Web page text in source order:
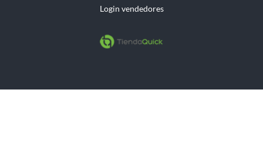
Login vendedores